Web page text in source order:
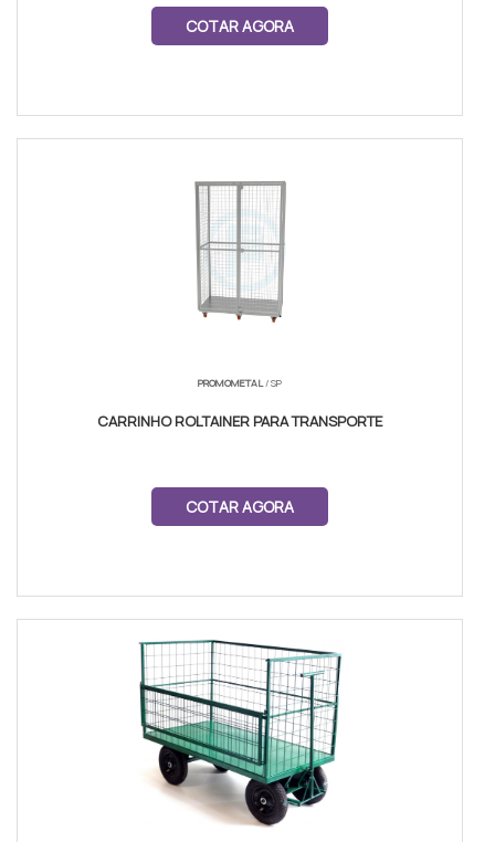
COTAR AGORA
PROMOMETAL/ SP
CARRINHO ROLTAINER PARA TRANSPORTE
COTAR AGORA